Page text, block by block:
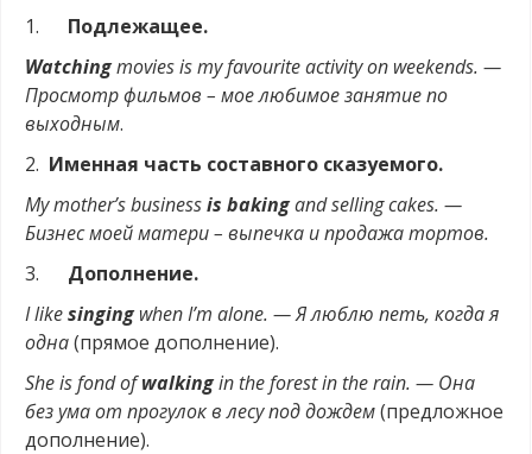
1.
Подлежащее.
Watchingmovies is my favourite activity on weekends. —
Просмотр фильмов – мое любимое занятие по
выходным.
2. Именная часть составного сказуемого.
My mother’s businessis bakingand selling cakes. —
Бизнес моей матери – выпечка и продажа тортов.
3. Дополнение.
I likesingingwhen I’m alone. — Я люблю петь, когда я
одна(прямое дополнение).
She is fond ofwalkingin the forest in the rain. — Она
без ума от прогулок в лесу под дождем(предложное
дополнение).